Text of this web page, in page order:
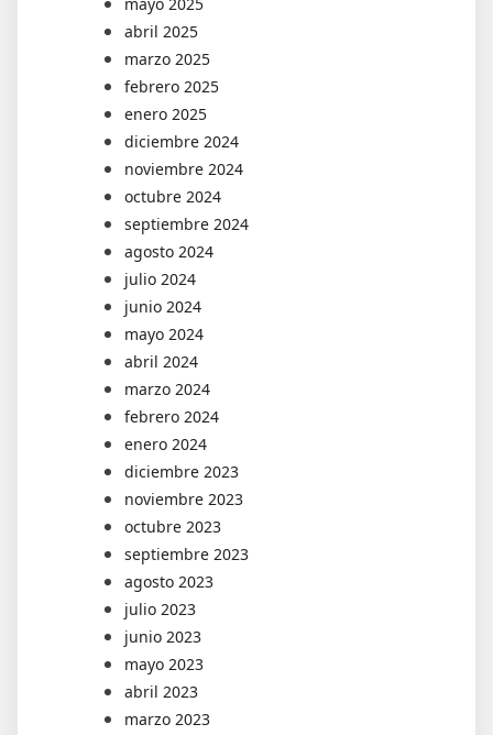
abril 2025
marzo 2025
febrero 2025
enero 2025
diciembre 2024
noviembre 2024
octubre 2024
septiembre 2024
agosto 2024
julio 2024
junio 2024
mayo 2024
abril 2024
marzo 2024
febrero 2024
enero 2024
diciembre 2023
noviembre 2023
octubre 2023
septiembre 2023
agosto 2023
julio 2023
junio 2023
mayo 2023
abril 2023
marzo 2023